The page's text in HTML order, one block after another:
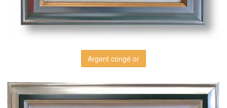
Argent congé or